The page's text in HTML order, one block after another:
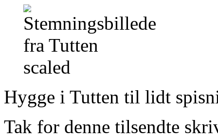
Hygge i Tutten til lidt
Tak for denne tilsendte